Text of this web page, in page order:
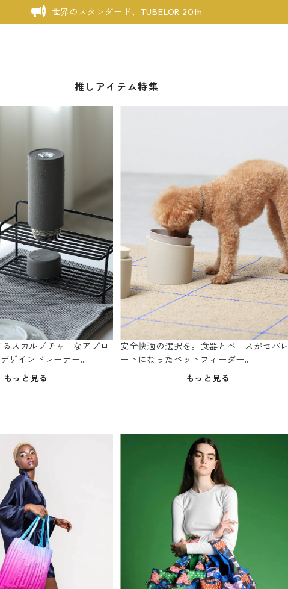
世界のスタンダード、TUBELOR 20th
推しアイテム特集
スカルプチャーなアプロ
ザインドレーナー。
もっと見る
安全快適の選択を。食器とベースがセパレ
ートになったペットフィーダー。
もっと見る